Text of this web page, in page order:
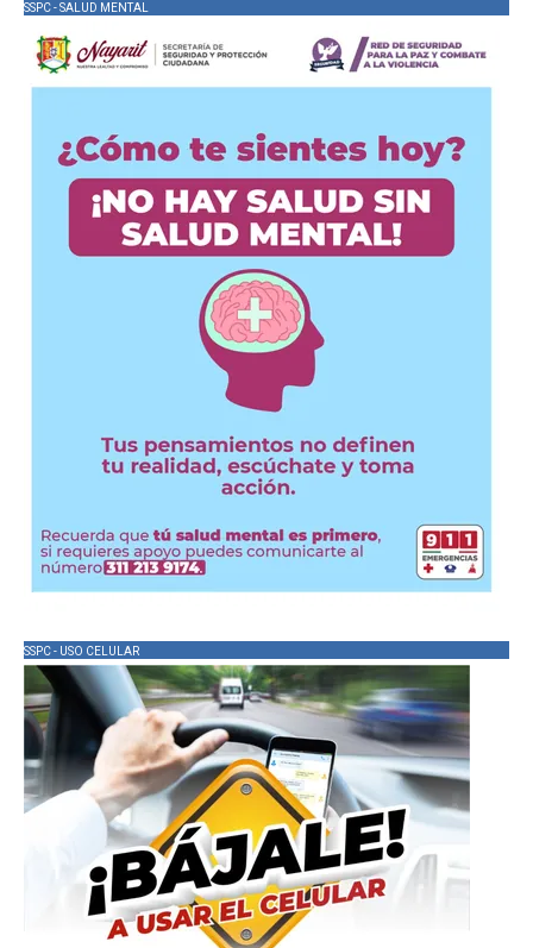
SSPC - SALUD MENTAL
SSPC - USO CELULAR